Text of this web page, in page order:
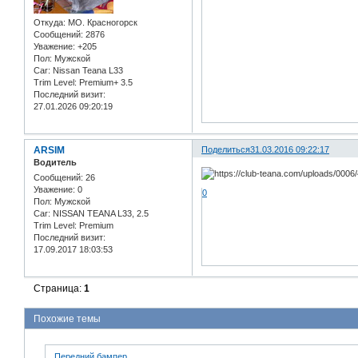
Откуда: МО. Красногорск
Сообщений: 2876
Уважение: +205
Пол: Мужской
Car: Nissan Teana L33
Trim Level: Premium+ 3.5
Последний визит:
27.01.2026 09:20:19
Поделиться31.03.2016 09:22:17
ARSIM
Водитель
Сообщений: 26
Уважение: 0
Пол: Мужской
Car: NISSAN TEANA L33, 2.5
Trim Level: Premium
Последний визит:
17.09.2017 18:03:53
0
Страница:1
Похожие темы